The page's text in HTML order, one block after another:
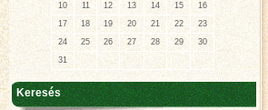
10
11 12 13 14 15
16
17
18 19 20 21 22
23
24
25 26 27 28 29
30
31
Keresés